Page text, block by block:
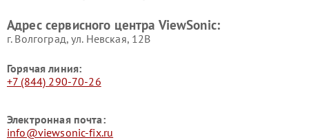
Адрес сервисного центра ViewSonic:
г. Волгоград, ул. Невская, 12В
Горячая линия:
+7 (844) 290-70-26
Электронная почта:
info@viewsonic-fix.ru